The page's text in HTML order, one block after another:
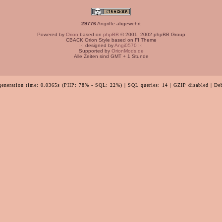
29776 Angriffe abgewehrt
Powered by Orion based on phpBB © 2001, 2002 phpBB Group
CBACK Orion Style based on FI Theme
:-: designed byAngi0570 :-:
Supported by OrionMods.de
Alle Zeiten sind GMT + 1 Stunde
time: 0.0365s (PHP: 78% - SQL: 22%) | SQL queries: 14 | GZIP disabled |